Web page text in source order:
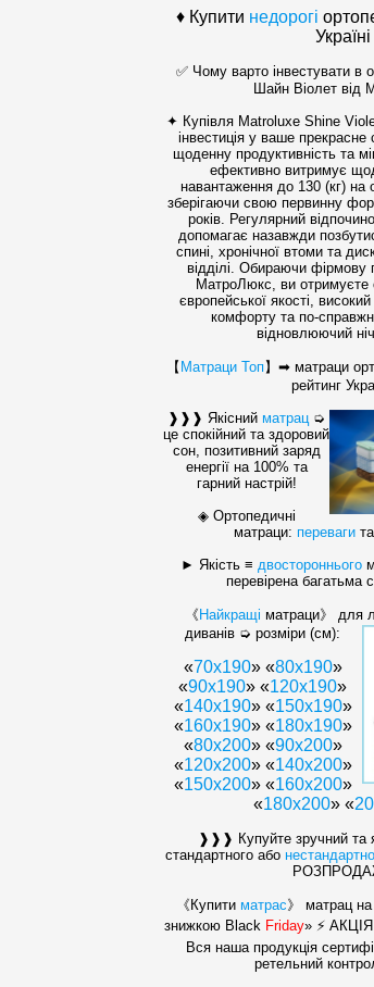
♦ Купити недорогі
Україні
✅ Чому варто інвестувати в
Шайн Віолет від
✦ Купівля Matroluxe Shine
інвестиція у ваше
щоденну продуктивність та
ефективно витримує
навантаження до 130 (кг) на
зберігаючи свою первинну
років. Регулярний
допомагає назавжди
спині, хронічної втоми та
відділі. Обираючи фірмову
МатроЛюкс, ви отримуєте
європейської якості,
комфорту та по-
відновлюючий
【 Матраци Топ】 ➡ матраци
рейтинг
❱❱❱ Якісний матрац➭
це спокійний та здоровий
сон, позитивний заряд
енергії на 100% та
гарний настрій!
◈ Ортопедичні
матраци: перевагита
► Якість ≡ двостороннього
перевірена багатьма
《 Найкращі матраци》 для
диванів ➭ розміри (см):
«70х190» «80х190»
«90х190» «120x190»
«140х190» «150x190»
«160x190» «180x190»
«80x200» «90x200»
«120x200» «140x200»
«150x200» «160х200»
«180х200» «
❱❱❱ Купуйте зручний та
стандартного або
《Купити матрас》 матрац на
знижкою Black Friday» ⚡
Вся наша продукція
ретельний